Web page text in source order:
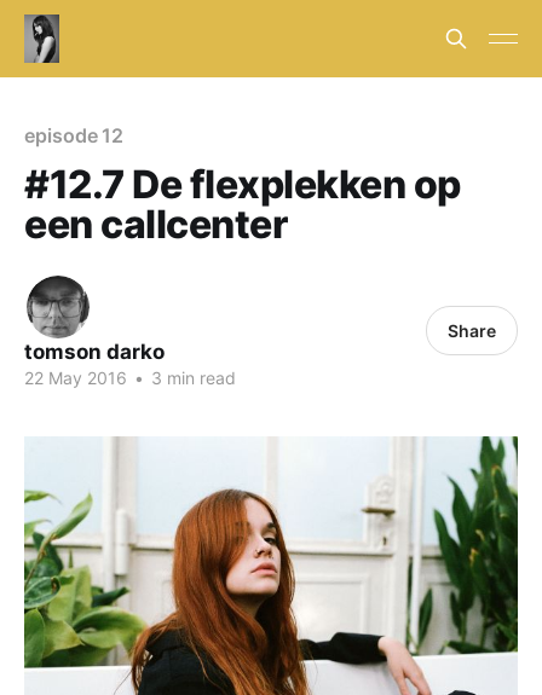
episode 12
#12.7 De flexplekken op
een callcenter
tomson darko
22 May 2016 • 3 min read
Share